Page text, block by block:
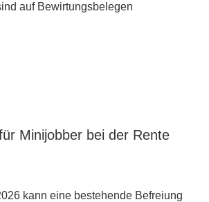
auf Bewirtungsbelegen
Minijobber bei der Rente
kann eine bestehende Befreiung